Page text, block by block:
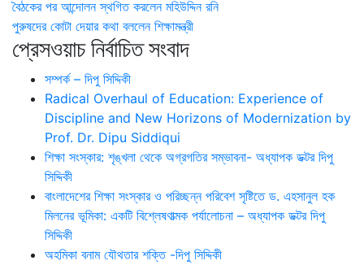
বৈঠকের পর আন্দোলন স্থগিত করলেন মহিউদ্দিন রনি
পুরুষদের কোটা দেয়ার কথা বললেন শিক্ষামন্ত্রী
প্রেসওয়াচ নির্বাচিত সংবাদ
সম্পর্ক – দিপু সিদ্দিকী
Radical Overhaul of Education: Experience of
Discipline and New Horizons of Modernization by
Prof. Dr. Dipu Siddiqui
শিক্ষা সংস্কার: শৃঙ্খলা থেকে অগ্রগতির সম্ভাবনা- অধ্যাপক ডক্টর দিপু
সিদ্দিকী
বাংলাদেশের শিক্ষা সংস্কার ও পরিচ্ছন্ন পরিবেশ সৃষ্টিতে ড. এহসানুল হক
মিলনের ভূমিকা: একটি বিশ্লেষণাত্মক পর্যালোচনা – অধ্যাপক ডক্টর দিপু
সিদ্দিকী
অহমিকা বনাম যৌথতার শক্তি -দিপু সিদ্দিকী